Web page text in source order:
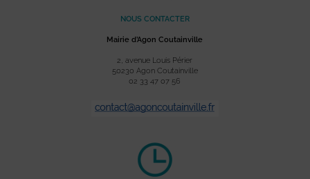
NOUS CONTACTER
Mairie d’Agon Coutainville
2, avenue Louis Périer
50230 Agon Coutainville
02 33 47 07 56